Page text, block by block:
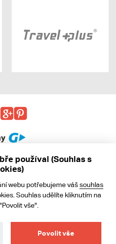
podmínky
údajů
používal (Souhlas s
webu potřebujeme vášsouhlas
Souhlas udělíte kliknutím na
vše".
Povolit vše